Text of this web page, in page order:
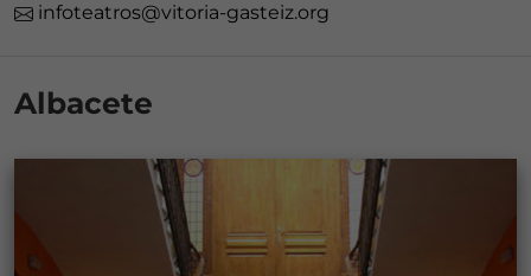
infoteatros@vitoria-gasteiz.org
Albacete